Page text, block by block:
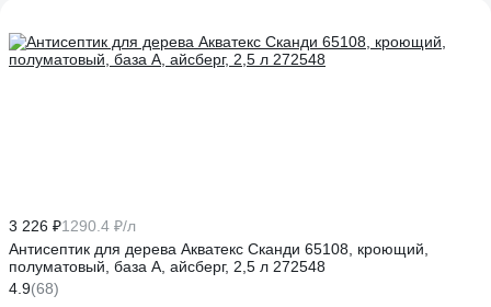
3 226 ₽1290.4 ₽/л
Антисептик для дерева Акватекс Сканди 65108, кроющий,
полуматовый, база A, айсберг, 2,5 л 272548
4.9(68)